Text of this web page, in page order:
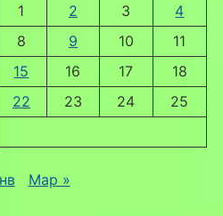
1
2 3
4
8 9 10
11
15 16 17
18
22 23 24
25
Мар »